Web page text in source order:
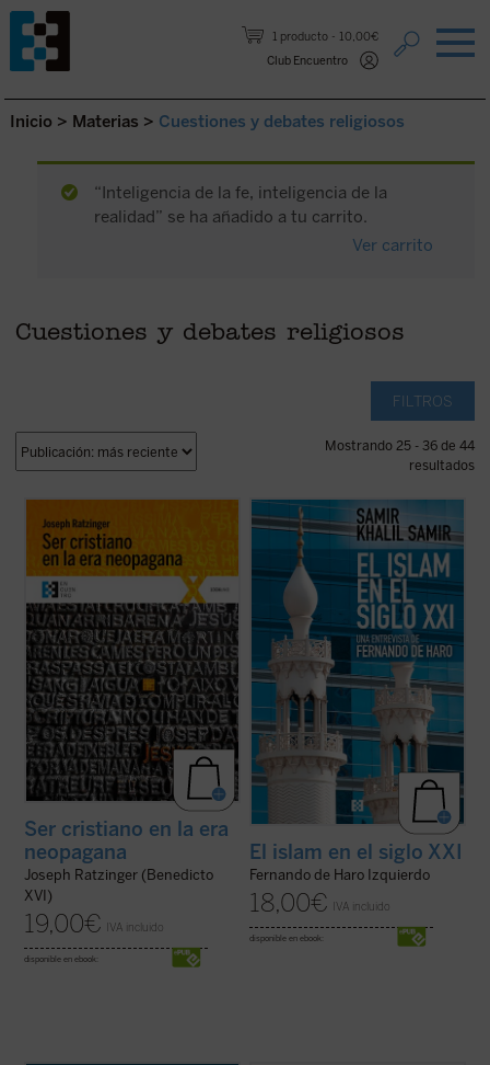
1 producto
10,00€
Club Encuentro
Saltar al contenido.
Inicio > Materias > Cuestiones y debates religiosos
“Inteligencia de la fe, inteligencia de la
realidad” se ha añadido a tu carrito.
Ver carrito
Cuestiones y debates religiosos
FILTROS
Mostrando 25 - 36 de 44
resultados
entrevistas llevadas a cabo por Joseph
Ratzinger ---hoy el papa emérito Benedicto
XVI--- durante su periodo como Prefecto
de la Congregación para la Doctrina de la
Fe, cargo que ocupó desde el año 1981 ...
(ver ficha)
Ser cristiano en la era
neopagana
Joseph Ratzinger (Benedicto
XVI)
19,00€ IVA incluido
disponible en ebook:
El periodista Fernando de Haro se adentra
en el mundo del islam tratando cuestiones
de enorme actualidad a través de intensos
díalogos en los que se parte de hechos,
personas y circunstancias concretos --no
de principios abstractos--, a partir ...(ver
El islam en el siglo XXI
Fernando de Haro Izquierdo
18,00€ IVA incluido
disponible en ebook: